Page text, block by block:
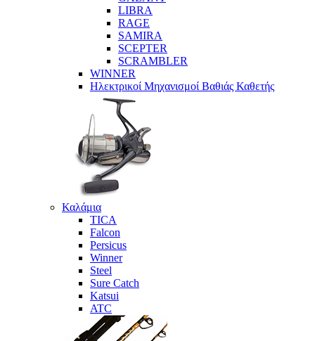
LIBRA
RAGE
SAMIRA
SCEPTER
SCRAMBLER
WINNER
Ηλεκτρικοί Μηχανισμοί Βαθιάς Καθετής
Καλάμια
TICA
Falcon
Persicus
Winner
Steel
Sure Catch
Katsui
ATC